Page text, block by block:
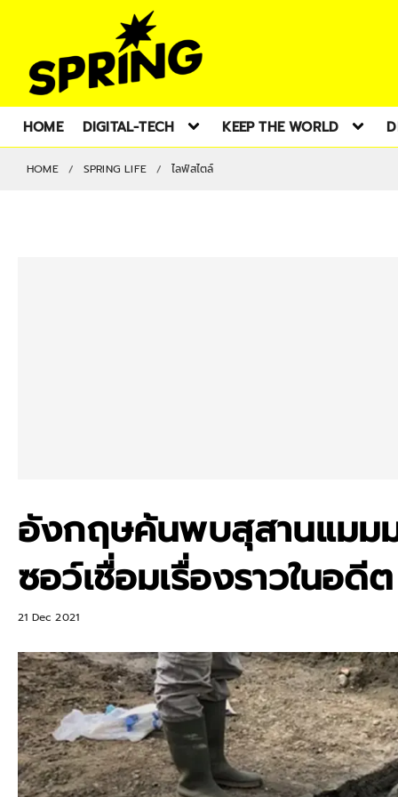
HOME DIGITAL-TECH KEEP THE WORLD
HOME SPRING LIFE ไลฟ์สไตล์
อังกฤษค้นพบสุสานแมม
ซอว์เชื่อมเรื่องราวในอดีต
21 Dec 2021